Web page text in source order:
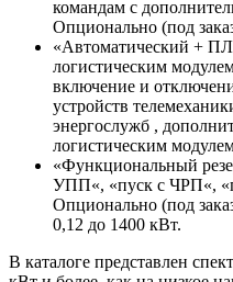
командам с
Опционально (под
«Автоматический +
логистическим
включение и
устройств
энергослужб ,
логистическим
«Функциональный
УПП«, «пуск с ЧРП«,
Опционально (под
0,12 до 1400 кВт.
В каталоге представлен